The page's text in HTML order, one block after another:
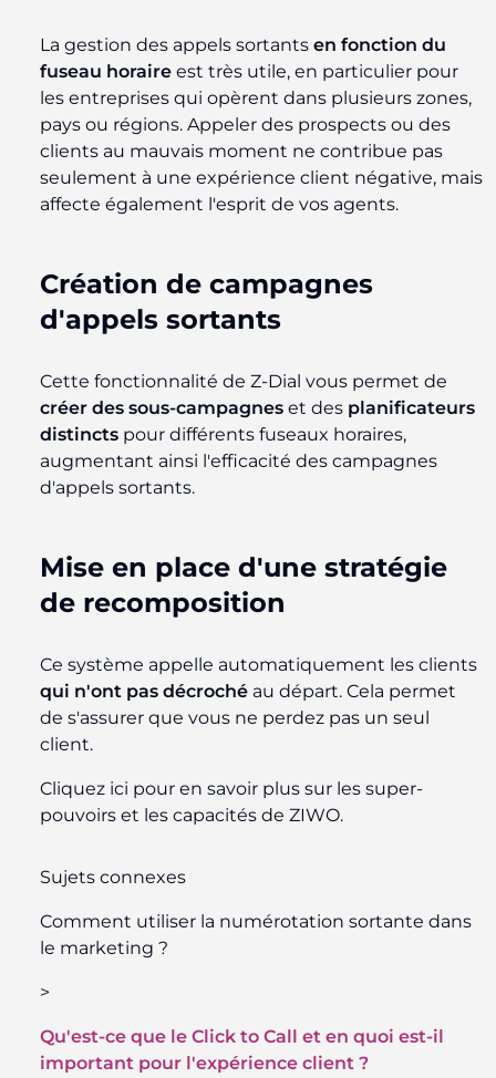
La gestion des appels sortants en fonction du
fuseau horaire est très utile, en particulier pour
les entreprises qui opèrent dans plusieurs zones,
pays ou régions. Appeler des prospects ou des
clients au mauvais moment ne contribue pas
seulement à une expérience client négative, mais
affecte également l'esprit de vos agents.
Création de campagnes
d'appels sortants
Cette fonctionnalité de Z-Dial vous permet de
créer des sous-campagnes et des planificateurs
distincts pour différents fuseaux horaires,
augmentant ainsi l'efficacité des campagnes
d'appels sortants.
Mise en place d'une stratégie
de recomposition
Ce système appelle automatiquement les clients
qui n'ont pas décroché au départ. Cela permet
de s'assurer que vous ne perdez pas un seul
client.
Cliquez ici pour en savoir plus sur les super-
pouvoirs et les capacités de ZIWO.
Sujets connexes
Comment utiliser la numérotation sortante dans
le marketing ?
>
Qu'est-ce que le Click to Call et en quoi est-il
important pour l'expérience client ?